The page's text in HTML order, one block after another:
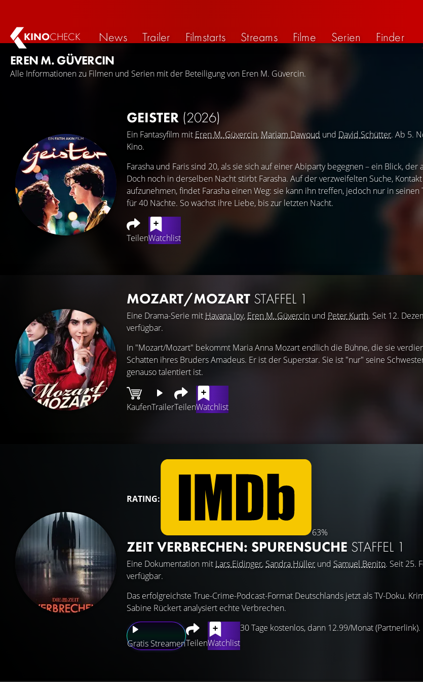
KINOCHECK News Trailer Filmstarts Streams Filme Serien
Finder
EREN M. GÜVERCIN
Alle Informationen zu Filmen und Serien mit der Beteiligung von Eren M. Güvercin.
GEISTER (2026)
Ein Fantasyfilm mit Eren M. Güvercin, Mariam Dawoud und David Schütter. Ab 5.
Kino.
TeilenWatchlist
Farasha und Faris sind 20, als sie sich auf einer Abiparty begegnen – ein Blick, der
Doch noch in derselben Nacht stirbt Farasha. Auf der verzweifelten Suche, Kontakt
aufzunehmen, findet Farasha einen Weg: sie kann ihn treffen, jedoch nur in
für 40 Nächte. So wächst ihre Liebe, bis zur letzten Nacht.
MOZART/MOZART STAFFEL 1
Eine Drama-Serie mit Havana Joy, Eren M. Güvercin und Peter Kurth. Seit 12.
verfügbar.
KaufenTrailerTeilenWatchlist
In "Mozart/Mozart" bekommt Maria Anna Mozart endlich die Bühne, die sie
Schatten ihres Bruders Amadeus. Er ist der Superstar. Sie ist "nur" seine
genauso talentiert ist.
RATING:
63%
ZEIT VERBRECHEN: SPURENSUCHE STAFFEL 1
Eine Dokumentation mit Lars Eidinger, Sandra Hüller und Samuel Benito. Seit 25.
verfügbar.
Gratis StreamenTeilenWatchlist
30 Tage kostenlos, dann 12.99/Monat (Partnerlink).
Das erfolgreichste True-Crime-Podcast-Format Deutschlands jetzt als TV-Doku.
Sabine Rückert analysiert echte Verbrechen.